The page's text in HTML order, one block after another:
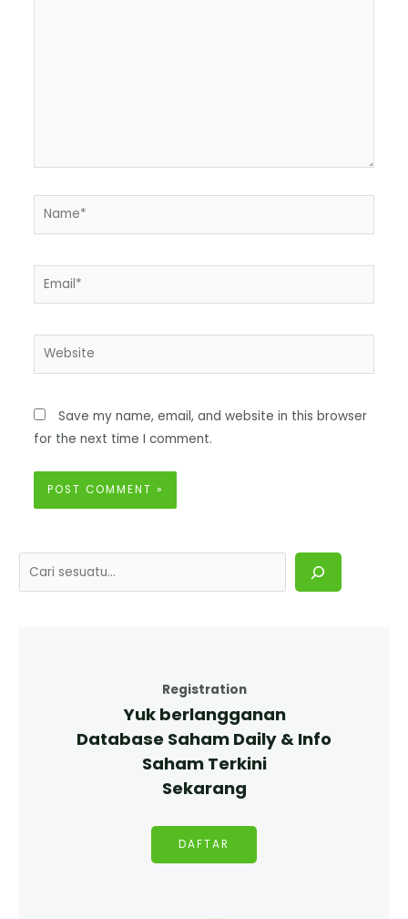
Save my name, email, and website in this browser
for the next time I comment.
Registration
Yuk berlangganan
Database Saham Daily & Info
Saham Terkini
Sekarang
DAFTAR